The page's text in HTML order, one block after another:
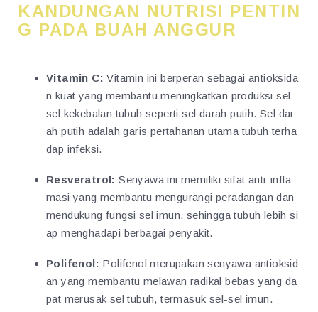
KANDUNGAN NUTRISI PENTIN
G PADA BUAH ANGGUR
Vitamin C: Vitamin ini berperan sebagai antioksida
n kuat yang membantu meningkatkan produksi sel-
sel kekebalan tubuh seperti sel darah putih. Sel dar
ah putih adalah garis pertahanan utama tubuh terha
dap infeksi.
Resveratrol: Senyawa ini memiliki sifat anti-infla
masi yang membantu mengurangi peradangan dan
mendukung fungsi sel imun, sehingga tubuh lebih si
ap menghadapi berbagai penyakit.
Polifenol: Polifenol merupakan senyawa antioksid
an yang membantu melawan radikal bebas yang da
pat merusak sel tubuh, termasuk sel-sel imun.